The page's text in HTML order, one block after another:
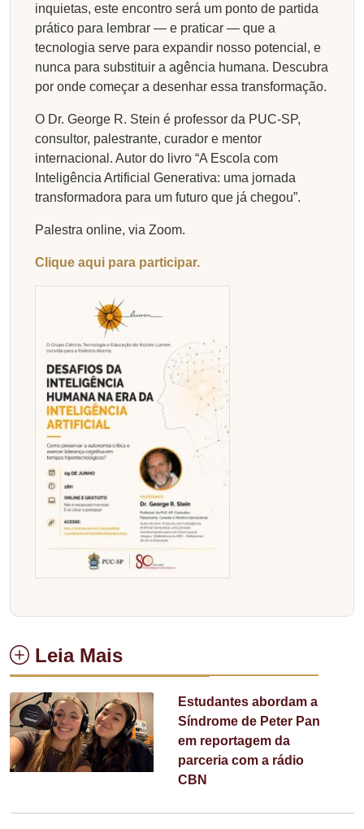
inquietas, este encontro será um ponto de partida
prático para lembrar — e praticar — que a
tecnologia serve para expandir nosso potencial, e
nunca para substituir a agência humana. Descubra
por onde começar a desenhar essa transformação.
O Dr. George R. Stein é professor da PUC-SP,
consultor, palestrante, curador e mentor
internacional. Autor do livro “A Escola com
Inteligência Artificial Generativa: uma jornada
transformadora para um futuro que já chegou”.
Palestra online, via Zoom.
Clique aqui para participar.
Leia Mais
Estudantes abordam a
Síndrome de Peter Pan
em reportagem da
parceria com a rádio
CBN